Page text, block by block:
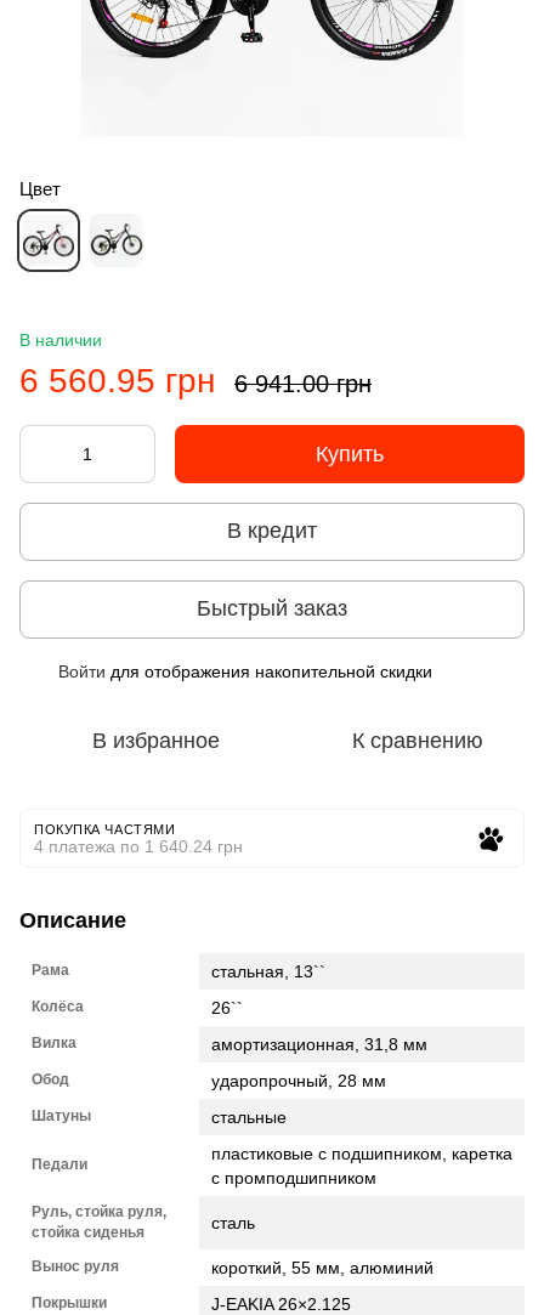
Цвет
В наличии
6 560.95 грн 6 941.00 грн
Купить
В кредит
Быстрый заказ
Войти для отображения накопительной скидки
В избранное К сравнению
ПОКУПКА ЧАСТЯМИ
4 платежа по 1 640.24 грн
Описание
Рама стальная, 13``
Колёса 26``
Вилка амортизационная, 31,8 мм
Обод ударопрочный, 28 мм
Шатуны стальные
Педали
пластиковые с подшипником, каретка
с промподшипником
Руль, стойка руля,
стойка сиденья
сталь
Вынос руля короткий, 55 мм, алюминий
Покрышки J-EAKIA 26×2.125